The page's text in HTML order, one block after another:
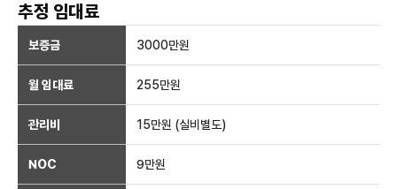
추정 임대료
보증금 3000만원
월 임대료 255만원
관리비 15만원 (실비별도)
NOC 9만원